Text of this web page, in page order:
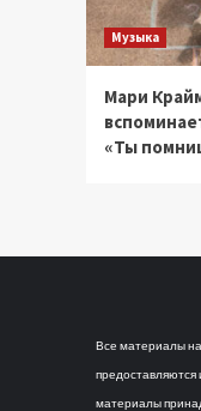
Музыка
Мари
«Ты
Все материалы на
предоставляются
материалы